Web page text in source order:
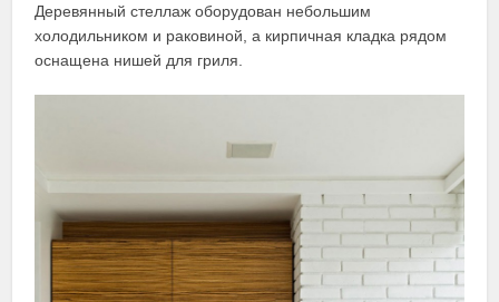
Деревянный стеллаж оборудован небольшим
холодильником и раковиной, а кирпичная кладка рядом
оснащена нишей для гриля.